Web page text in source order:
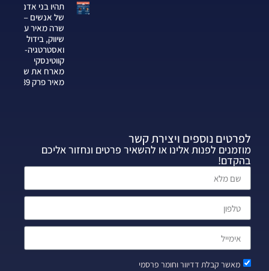
תהיו בני אדם
של אנשים —
שרה מאיר על
שיווק, בידול
ואסטרטגיה-צחי
קווטינסקי
מארח את שרה
מאיר פרק 339
לפרטים נוספים ויצירת קשר
מוזמנים לפנות אלינו או להשאיר פרטים ונחזור אליכם
בהקדם!
מאשר קבלת דדיוור וחומר פרסמי